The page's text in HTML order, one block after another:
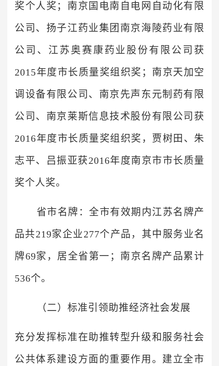
奖个人奖；南京国电南自电网自动化有限
公司、扬子江药业集团南京海陵药业有限
公司、江苏奥赛康药业股份有限公司获
2015年度市长质量奖组织奖；南京天加空
调设备有限公司、南京先声东元制药有限
公司、南京莱斯信息技术股份有限公司获
2016年度市长质量奖组织奖，贾树田、朱
志平、吕振亚获2016年度南京市市长质量
奖个人奖。
省市名牌：全市有效期内江苏名牌产
品共219家企业277个产品，其中服务业名
牌69家，居全省第一；南京名牌产品累计
536个。
（二）标准引领助推经济社会发展
充分发挥标准在助推转型升级和服务社会
公共体系建设方面的重要作用。建立全市